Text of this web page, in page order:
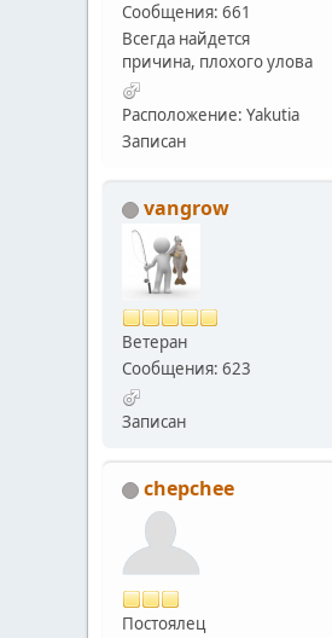
Сообщения: 661
Всегда найдется
причина, плохого улова
Расположение: Yakutia
Записан
vangrow
Ветеран
Сообщения: 623
Записан
chepchee
Постоялец